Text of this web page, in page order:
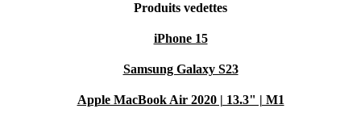
Produits vedettes
iPhone 15
Samsung Galaxy S23
Apple MacBook Air 2020 | 13.3" | M1